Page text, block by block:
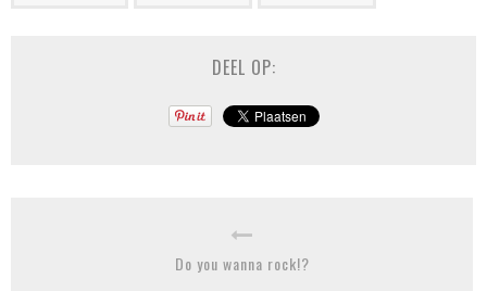
DEEL OP:
Do you wanna rock!?